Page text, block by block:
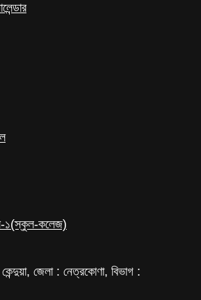
১(স্কুল-কলেজ)
জেলা : নেত্রকোণা, বিভাগ :